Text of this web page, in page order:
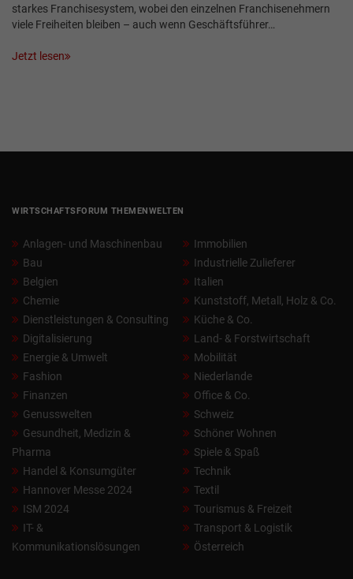
starkes Franchisesystem, wobei den einzelnen Franchisenehmern
viele Freiheiten bleiben – auch wenn Geschäftsführer…
Jetzt lesen
WIRTSCHAFTSFORUM THEMENWELTEN
Anlagen- und Maschinenbau
Bau
Belgien
Chemie
Dienstleistungen & Consulting
Digitalisierung
Energie & Umwelt
Fashion
Finanzen
Genusswelten
Gesundheit, Medizin &
Pharma
Handel & Konsumgüter
Hannover Messe 2024
ISM 2024
IT- &
Kommunikationslösungen
Immobilien
Industrielle Zulieferer
Italien
Kunststoff, Metall, Holz & Co.
Küche & Co.
Land- & Forstwirtschaft
Mobilität
Niederlande
Office & Co.
Schweiz
Schöner Wohnen
Spiele & Spaß
Technik
Textil
Tourismus & Freizeit
Transport & Logistik
Österreich